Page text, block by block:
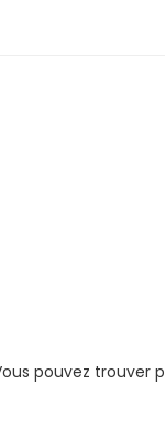
pouvez trouver